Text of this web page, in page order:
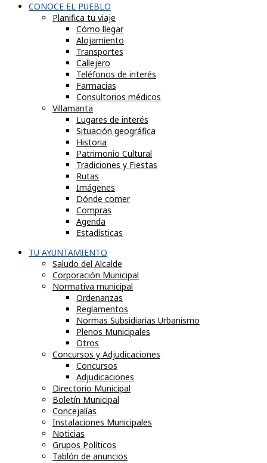
CONOCE EL PUEBLO
Planifica tu viaje
Cómo llegar
Alojamiento
Transportes
Callejero
Teléfonos de interés
Farmacias
Consultorios médicos
Villamanta
Lugares de interés
Situación geográfica
Historia
Patrimonio Cultural
Tradiciones y Fiestas
Rutas
Imágenes
Dónde comer
Compras
Agenda
Estadísticas
TU AYUNTAMIENTO
Saludo del Alcalde
Corporación Municipal
Normativa municipal
Ordenanzas
Reglamentos
Normas Subsidiarias Urbanismo
Plenos Municipales
Otros
Concursos y Adjudicaciones
Concursos
Adjudicaciones
Directorio Municipal
Boletín Municipal
Concejalías
Instalaciones Municipales
Noticias
Grupos Políticos
Tablón de anuncios